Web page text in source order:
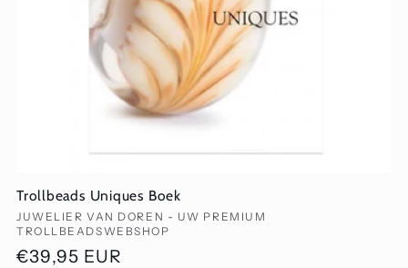
Trollbeads Uniques Boek
Verkoper:
JUWELIER VAN DOREN - UW PREMIUM
TROLLBEADSWEBSHOP
Normale
€39,95 EUR